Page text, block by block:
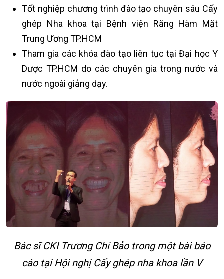
Tốt nghiệp chương trình đào tạo chuyên sâu Cấy
ghép Nha khoa tại Bệnh viện Răng Hàm Mặt
Trung Ương TP.HCM
Tham gia các khóa đào tạo liên tục tại Đại học Y
Dược TP.HCM do các chuyên gia trong nước và
nước ngoài giảng dạy.
Bác sĩ CKI Trương Chí Bảo trong một bài báo
cáo tại Hội nghị Cấy ghép nha khoa lần V